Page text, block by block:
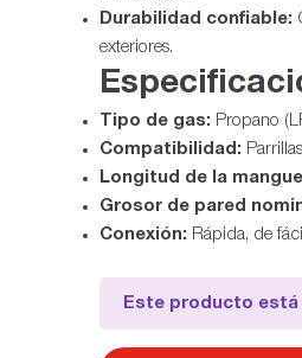
Durabilidad confiable:
exteriores.
Tipo de gas: Propano
Compatibilidad:
Longitud de la
Grosor de pared
Conexión: Rápida, de
Este producto está